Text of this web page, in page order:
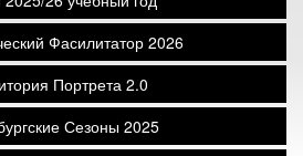
Фасилитатор 2026
Портрета 2.0
Сезоны 2025